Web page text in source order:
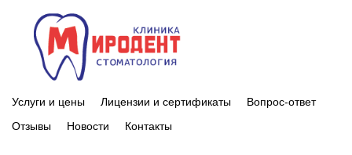
Услуги и цены Лицензии и сертификаты
Вопрос-ответ
Отзывы
Новости Контакты